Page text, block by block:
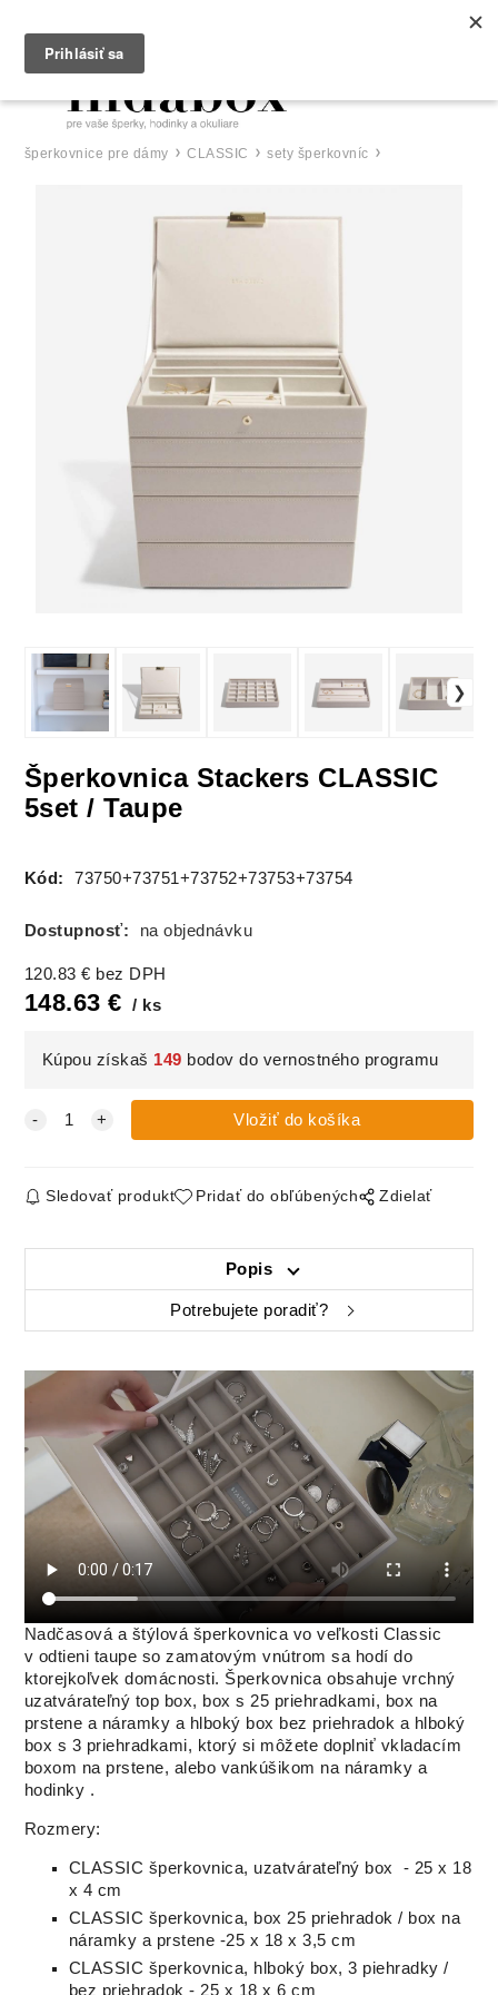
0
šperkovnice pre dámy CLASSIC sety šperkovníc
Šperkovnica Stackers CLASSIC
5set / Taupe
Kód: 73750+73751+73752+73753+73754
Dostupnosť: na objednávku
120.83 € bez DPH
148.63 € ks
Kúpou získaš 149 bodov do vernostného programu
Sledovať produkt Pridať do obľúbených Zdielať
Popis
Potrebujete poradiť?
Nadčasová a štýlová šperkovnica vo veľkosti Classic
v odtieni taupe so zamatovým vnútrom sa hodí do
ktorejkoľvek domácnosti. Šperkovnica obsahuje vrchný
uzatvárateľný top box, box s 25 priehradkami, box na
prstene a náramky a hlboký box bez priehradok a hlboký
box s 3 priehradkami, ktorý si môžete doplniť vkladacím
boxom na prstene, alebo vankúšikom na náramky a
hodinky .
Rozmery:
CLASSIC šperkovnica, uzatvárateľný box - 25 x 18
x 4 cm
CLASSIC šperkovnica, box 25 priehradok / box na
náramky a prstene -25 x 18 x 3,5 cm
CLASSIC šperkovnica, hlboký box, 3 piehradky /
bez priehradok - 25 x 18 x 6 cm